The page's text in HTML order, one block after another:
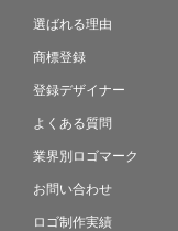
選ばれる理由
商標登録
登録デザイナー
よくある質問
業界別ロゴマーク
お問い合わせ
ロゴ制作実績